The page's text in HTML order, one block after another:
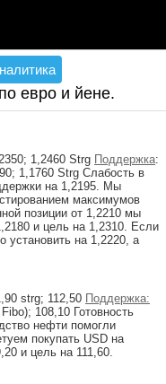
евро и йене.
1,2460 Strg Поддержка:
1,1760 Strg Слабость в
на 1,2195. Мы
максимумов
позиции от 1,2210 мы
и цель на 1,2310. Если
установить на 1,2220, а
strg; 112,50 Поддержка:
108,10 Готовность
нефти помогли
покупать USD на
и цель на 111,60.